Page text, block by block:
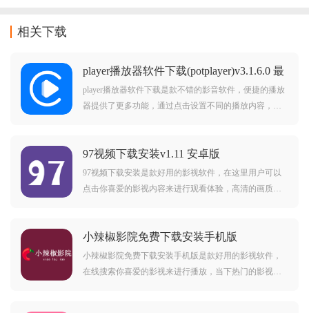
相关下载
player播放器软件下载(potplayer)v3.1.6.0 最
新版
player播放器软件下载是款不错的影音软件，便捷的播放
器提供了更多功能，通过点击设置不同的播放内容，强
版资源，感兴趣的小伙伴快来加入我们吧！
97视频下载安装v1.11 安卓版
97视频下载安装是款好用的影视软件，在这里用户可以
点击你喜爱的影视内容来进行观看体验，高清的画质内
吧！
小辣椒影院免费下载安装手机版
v20221119-1326 最新版
小辣椒影院免费下载安装手机版是款好用的影视软件，
在线搜索你喜爱的影视来进行播放，当下热门的影视内